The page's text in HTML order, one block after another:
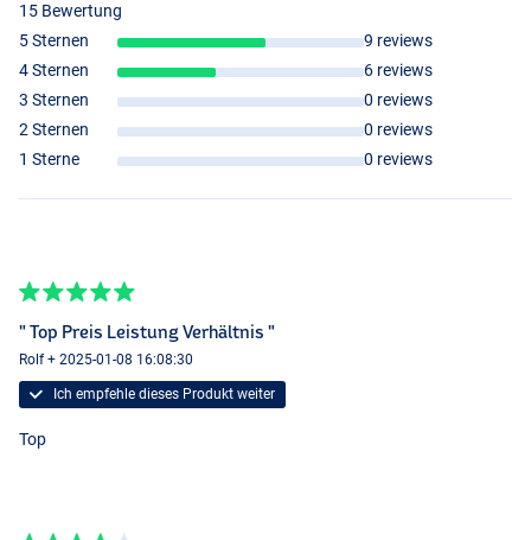
15 Bewertung
5 Sternen
9 reviews
4 Sternen
6 reviews
3 Sternen
0 reviews
2 Sternen
0 reviews
1 Sterne
0 reviews
" Top Preis Leistung Verhältnis "
Rolf + 2025-01-08 16:08:30
Ich empfehle dieses Produkt weiter
Top